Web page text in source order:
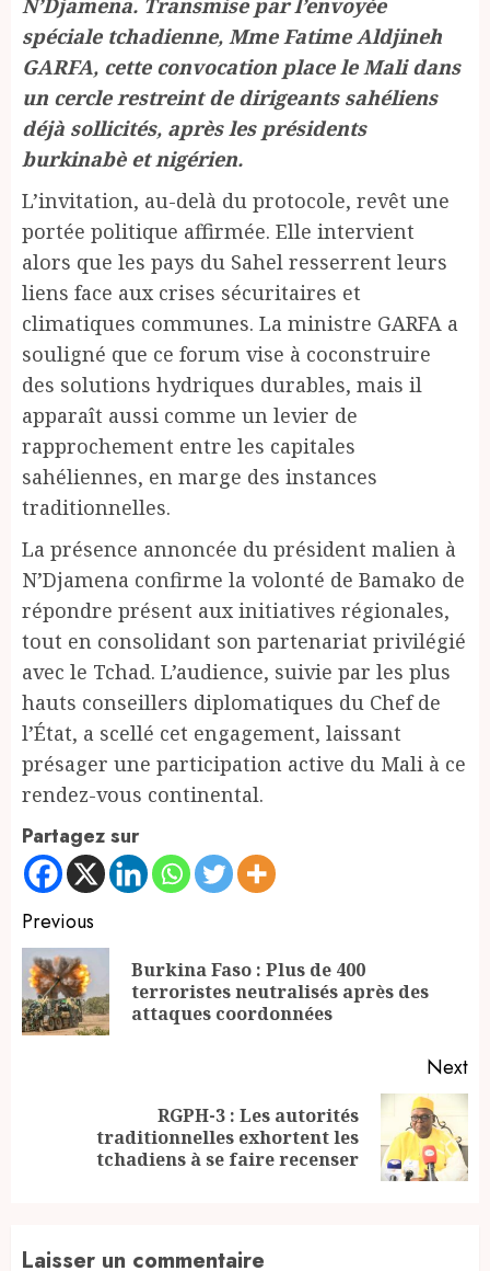
N’Djamena. Transmise par l’envoyée
spéciale tchadienne, Mme Fatime Aldjineh
GARFA, cette convocation place le Mali dans
un cercle restreint de dirigeants sahéliens
déjà sollicités, après les présidents
burkinabè et nigérien.
L’invitation, au-delà du protocole, revêt une
portée politique affirmée. Elle intervient
alors que les pays du Sahel resserrent leurs
liens face aux crises sécuritaires et
climatiques communes. La ministre GARFA a
souligné que ce forum vise à coconstruire
des solutions hydriques durables, mais il
apparaît aussi comme un levier de
rapprochement entre les capitales
sahéliennes, en marge des instances
traditionnelles.
La présence annoncée du président malien à
N’Djamena confirme la volonté de Bamako de
répondre présent aux initiatives régionales,
tout en consolidant son partenariat privilégié
avec le Tchad. L’audience, suivie par les plus
hauts conseillers diplomatiques du Chef de
l’État, a scellé cet engagement, laissant
présager une participation active du Mali à ce
rendez-vous continental.
Partagez sur
Continue
Reading
Previous
Burkina Faso : Plus de 400
terroristes neutralisés après des
attaques coordonnées
Next
RGPH-3 : Les autorités
traditionnelles exhortent les
tchadiens à se faire recenser
Laisser un commentaire